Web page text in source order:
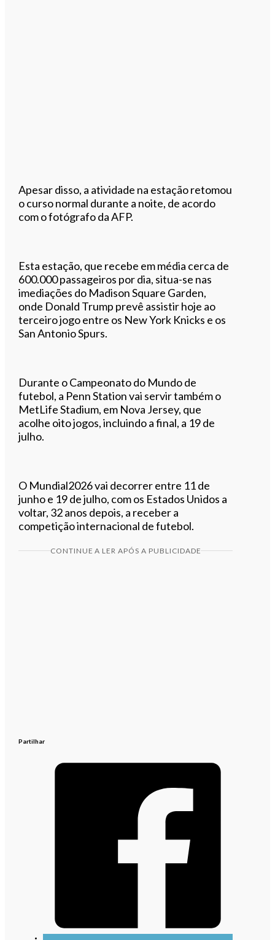
Apesar disso, a atividade na estação retomou
o curso normal durante a noite, de acordo
com o fotógrafo da AFP.
Esta estação, que recebe em média cerca de
600.000 passageiros por dia, situa-se nas
imediações do Madison Square Garden,
onde Donald Trump prevê assistir hoje ao
terceiro jogo entre os New York Knicks e os
San Antonio Spurs.
Durante o Campeonato do Mundo de
futebol, a Penn Station vai servir também o
MetLife Stadium, em Nova Jersey, que
acolhe oito jogos, incluindo a final, a 19 de
julho.
O Mundial2026 vai decorrer entre 11 de
junho e 19 de julho, com os Estados Unidos a
voltar, 32 anos depois, a receber a
competição internacional de futebol.
CONTINUE A LER APÓS A PUBLICIDADE
Partilhar